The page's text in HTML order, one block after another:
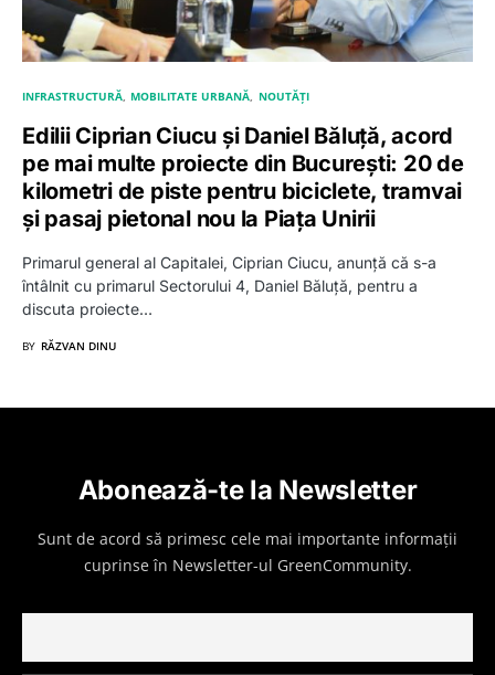
INFRASTRUCTURĂ MOBILITATE URBANĂ NOUTĂȚI
Edilii Ciprian Ciucu și Daniel Băluță, acord
pe mai multe proiecte din București: 20 de
kilometri de piste pentru biciclete, tramvai
și pasaj pietonal nou la Piața Unirii
Primarul general al Capitalei, Ciprian Ciucu, anunță că s-a
întâlnit cu primarul Sectorului 4, Daniel Băluță, pentru a
discuta proiecte…
BY RĂZVAN DINU
Abonează-te la Newsletter
Sunt de acord să primesc cele mai importante informații
cuprinse în Newsletter-ul GreenCommunity.